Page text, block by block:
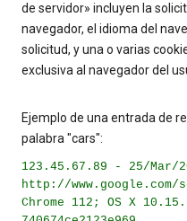
de servidor» incluyen la
navegador, el idioma del
solicitud, y una o varias
exclusiva al navegador del
Ejemplo de una entrada de
palabra "cars":
123.45.67.89 - 25/Mar/
http://www.google.com/
Chrome 112; OS X